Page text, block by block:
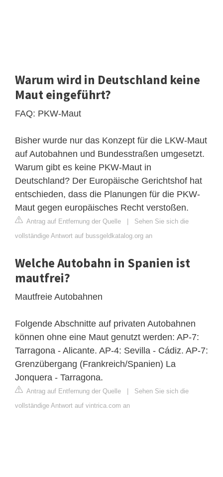
Warum wird in Deutschland keine
Maut eingeführt?
FAQ: PKW-Maut
Bisher wurde nur das Konzept für die LKW-Maut
auf Autobahnen und Bundesstraßen umgesetzt.
Warum gibt es keine PKW-Maut in
Deutschland? Der Europäische Gerichtshof hat
entschieden, dass die Planungen für die PKW-
Maut gegen europäisches Recht verstoßen.
Antrag auf Entfernung der Quelle
Sehen Sie sich die
vollständige Antwort auf bussgeldkatalog.org an
Welche Autobahn in Spanien ist
mautfrei?
Mautfreie Autobahnen
Folgende Abschnitte auf privaten Autobahnen
können ohne eine Maut genutzt werden: AP-7:
Tarragona - Alicante. AP-4: Sevilla - Cádiz. AP-7:
Grenzübergang (Frankreich/Spanien) La
Jonquera - Tarragona.
Antrag auf Entfernung der Quelle
Sehen Sie sich die
vollständige Antwort auf vintrica.com an